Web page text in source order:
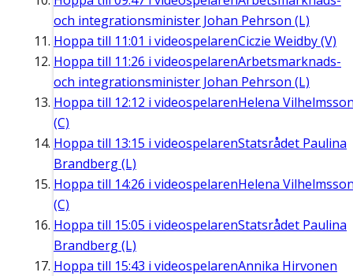
och integrationsminister Johan Pehrson (L)
Hoppa till 11:01 i videospelarenCiczie Weidby (V)
Hoppa till 11:26 i videospelarenArbetsmarknads-
och integrationsminister Johan Pehrson (L)
Hoppa till 12:12 i videospelarenHelena
(C)
Hoppa till 13:15 i videospelarenStatsrådet Paulina
Brandberg (L)
Hoppa till 14:26 i videospelarenHelena
(C)
Hoppa till 15:05 i videospelarenStatsrådet Paulina
Brandberg (L)
Hoppa till 15:43 i videospelarenAnnika Hirvonen